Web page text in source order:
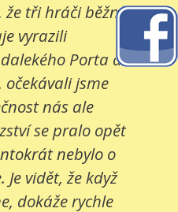
že tři hráči běžně
vyrazili
Porta a
jsme
nás ale
se pralo opět
nebylo o
vidět, že když
dokáže rychle